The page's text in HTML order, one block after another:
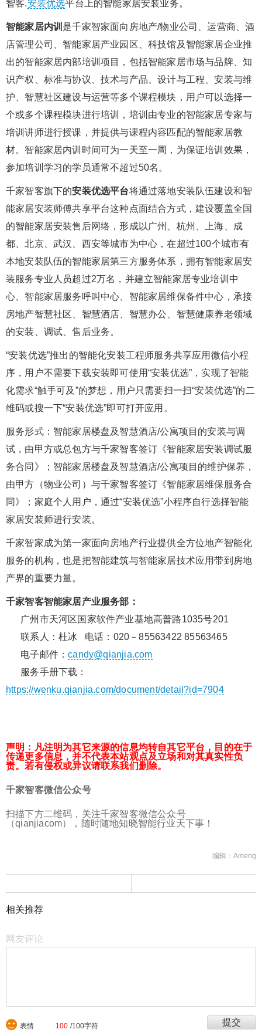
智客.安装优选平台上的智能家居安装业务。
智能家居内训 是千家智家面向房地产/物业公司、运营商、酒
店管理公司、智能家居产业园区、科技馆及智能家居企业推
出的智能家居内部培训项目，包括智能家居市场与品牌、知
识产权、标准与协议、技术与产品、设计与工程、安装与维
护、智慧社区建设与运营等多个课程模块，用户可以选择一
个或多个课程模块进行培训，培训由专业的智能家居专家与
培训讲师进行授课，并提供与课程内容匹配的智能家居教
材。智能家居内训时间可为一天至一周，为保证培训效果，
参加培训学习的学员通常不超过50名。
千家智客旗下的安装优选平台将通过落地安装队伍建设和智
能家居安装师傅共享平台这种点面结合方式，建设覆盖全国
的智能家居安装售后网络，形成以广州、杭州、上海、成
都、北京、武汉、西安等城市为中心，在超过100个城市有
本地安装队伍的智能家居第三方服务体系，拥有智能家居安
装服务专业人员超过2万名，并建立智能家居专业培训中
心、智能家居服务呼叫中心、智能家居维保备件中心，承接
房地产智慧社区、智慧酒店、智慧办公、智慧健康养老领域
的安装、调试、售后业务。
“安装优选”推出的智能化安装工程师服务共享应用微信小程
序，用户不需要下载安装即可使用“安装优选”，实现了智能
化需求“触手可及”的梦想，用户只需要扫一扫“安装优选”的二
维码或搜一下“安装优选”即可打开应用。
服务形式：智能家居楼盘及智慧酒店/公寓项目的安装与调
试，由甲方或总包方与千家智客签订《智能家居安装调试服
务合同》；智能家居楼盘及智慧酒店/公寓项目的维护保养，
由甲方（物业公司）与千家智客签订《智能家居维保服务合
同》；家庭个人用户，通过“安装优选”小程序自行选择智能
家居安装师进行安装。
千家智家成为第一家面向房地产行业提供全方位地产智能化
服务的机构，也是把智能建筑与智能家居技术应用带到房地
产界的重要力量。
千家智客智能家居产业服务部：
广州市天河区国家软件产业基地高普路1035号201
联系人：杜冰 电话：020－85563422 85563465
电子邮件：candy@qianjia.com
服务手册下载：
https://wenku.qianjia.com/document/detail?id=7904
声明：凡注明为其它来源的信息均转自其它平台，目的在于
传递更多信息，并不代表本站观点及立场和对其真实性负
责。若有侵权或异议请联系我们删除。
千家智客微信公众号
扫描下方二维码，关注千家智客微信公众号
（qianjiacom），随时随地知晓智能行业天下事！
编辑：Ameng
相关推荐
网友评论
表情 100 /100字符